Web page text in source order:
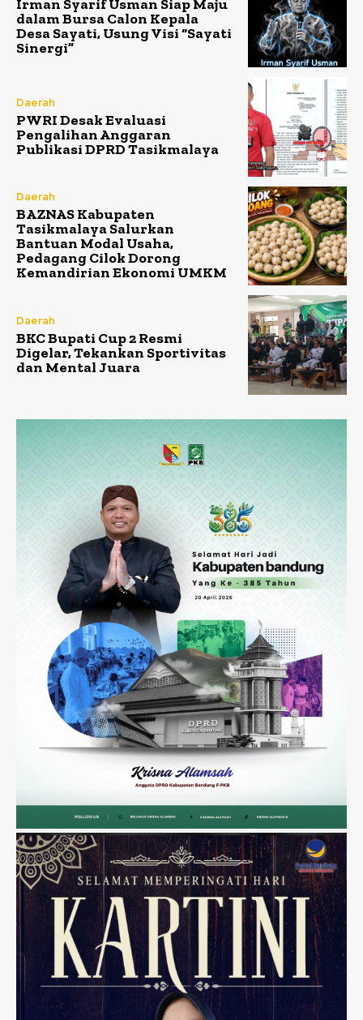
Irman Syarif Usman Siap Maju
dalam Bursa Calon Kepala
Desa Sayati, Usung Visi “Sayati
Sinergi”
Daerah
PWRI Desak Evaluasi
Pengalihan Anggaran
Publikasi DPRD Tasikmalaya
Daerah
BAZNAS Kabupaten
Tasikmalaya Salurkan
Bantuan Modal Usaha,
Pedagang Cilok Dorong
Kemandirian Ekonomi UMKM
Daerah
BKC Bupati Cup 2 Resmi
Digelar, Tekankan Sportivitas
dan Mental Juara